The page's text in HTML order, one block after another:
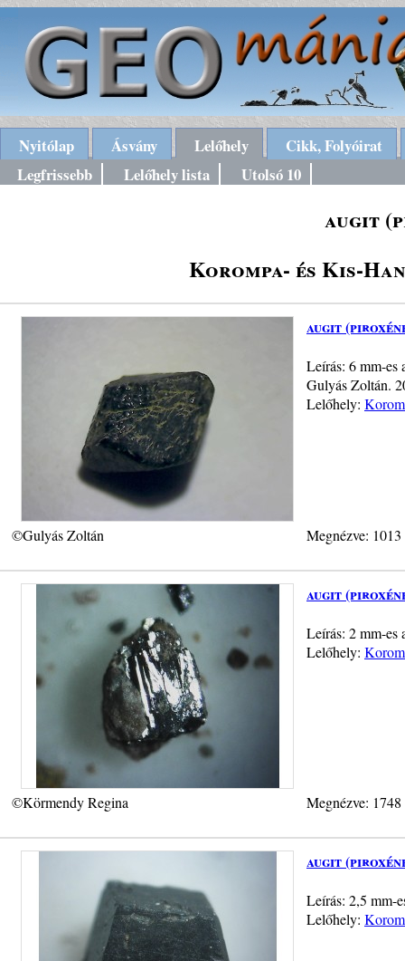
Nyitólap Ásvány Lelőhely
Cikk, Folyóirat
Legfrissebb
Lelőhely lista Utolsó 10
augit
Korompa- és Kis-
augit
Leírás: 6 mm-es
Gulyás Zoltán.
Lelőhely:
©Gulyás Zoltán Megnézve:
augit
Leírás: 2 mm-es
Lelőhely:
©Körmendy Regina Megnézve:
augit
Leírás: 2,5 mm-
Lelőhely: